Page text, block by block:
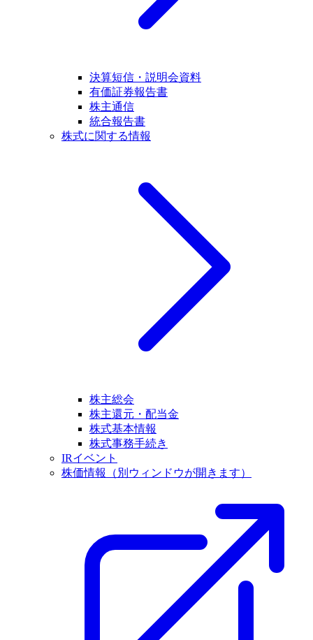
決算短信・説明会資料
有価証券報告書
株主通信
統合報告書
株式に関する情報
株主総会
株主還元・配当金
株式基本情報
株式事務手続き
IRイベント
株価情報
（別ウィンドウが開きます）